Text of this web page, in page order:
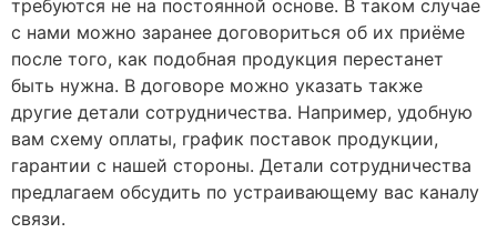
требуются не на постоянной основе. В таком случае
с нами можно заранее договориться об их приёме
после того, как подобная продукция перестанет
быть нужна. В договоре можно указать также
другие детали сотрудничества. Например, удобную
вам схему оплаты, график поставок продукции,
гарантии с нашей стороны. Детали сотрудничества
предлагаем обсудить по устраивающему вас каналу
связи.